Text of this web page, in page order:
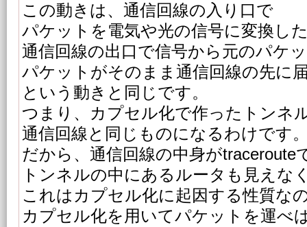
この動きは、通信回線の入り口で
パケットを電気や光の信号に変換し
通信回線の出口で信号から元のパケ
パケットがそのまま通信回線の先に
という動きと同じです。
つまり、カプセル化で作ったトンネ
通信回線と同じものになるわけです
だから、通信回線の中身がtraceroute
トンネルの中にあるルータも見えな
これはカプセル化に起因する性質な
カプセル化を用いてパケットを運べ